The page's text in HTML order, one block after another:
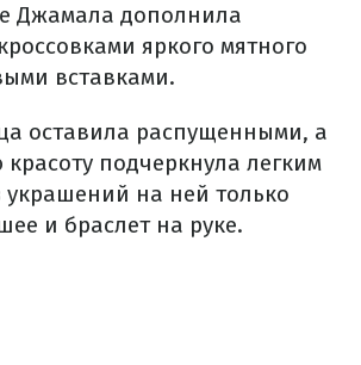
Джамала дополнила
яркого мятного
вставками.
оставила распущенными, а
красоту подчеркнула легким
на ней только
и браслет на руке.